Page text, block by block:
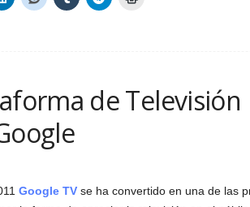
de Televisión
Google TVse ha convertido en una de las